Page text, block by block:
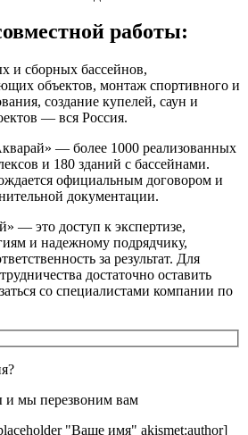
работы:
и сборных бассейнов,
объектов, монтаж спортивного и
создание купелей, саун и
— вся Россия.
— более 1000 реализованных
и 180 зданий с бассейнами.
официальным договором и
документации.
— это доступ к экспертизе,
и надежному подрядчику,
за результат. Для
достаточно оставить
со специалистами компании по
и мы перезвоним вам
"Ваше имя" akismet:author]